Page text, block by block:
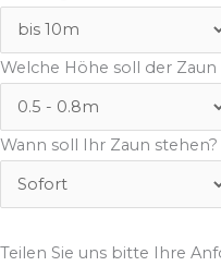
Welche Höhe soll der Zaun
Wann soll Ihr Zaun stehen?
Teilen Sie uns bitte Ihre